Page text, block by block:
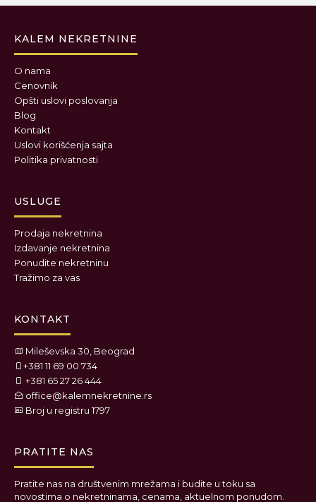
KALEM NEKRETNINE
O nama
Cenovnik
Opšti uslovi poslovanja
Blog
Kontakt
Uslovi korišćenja sajta
Politika privatnosti
USLUGE
Prodaja nekretnina
Izdavanje nekretnina
Ponudite nekretninu
Tražimo za vas
KONTAKT
Mileševska 30, Beograd
+381 11 69 00 734
+381 65 27 26 444
office@kalemnekretnine.rs
Broj u registru 1797
PRATITE NAS
Pratite nas na društvenim mrežama i budite u toku sa
novostima o nekretninama, cenama, aktuelnom ponudom.